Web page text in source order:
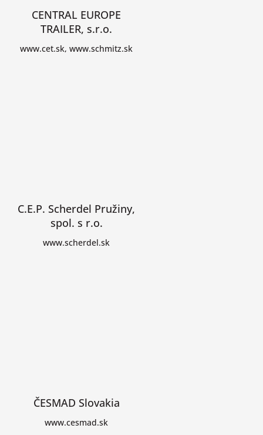
CENTRAL EUROPE
TRAILER, s.r.o.
www.cet.sk, www.schmitz.sk
C.E.P. Scherdel Pružiny,
spol. s r.o.
www.scherdel.sk
ČESMAD Slovakia
www.cesmad.sk